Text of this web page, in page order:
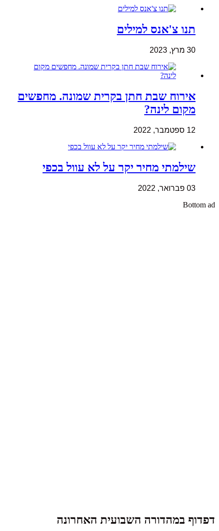
תנו צ'אנס למילים
30 מרץ, 2023
אירוח שבת חתן בקרית שמונה. מחפשים
מקום לינה?
12 ספטמבר, 2022
שילמתי מחיר יקר על לא עוול בכפי
03 פברואר, 2022
Bottom ad
דפדוף במהדורה השבועית האחרונה